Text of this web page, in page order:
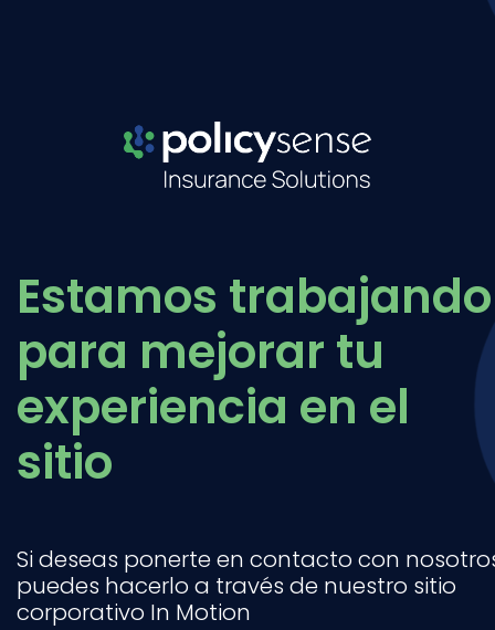
Estamos trabajando
para mejorar tu
experiencia en el
sitio
Si deseas ponerte en contacto con
puedes hacerlo a través de nuestro sitio
corporativo In Motion